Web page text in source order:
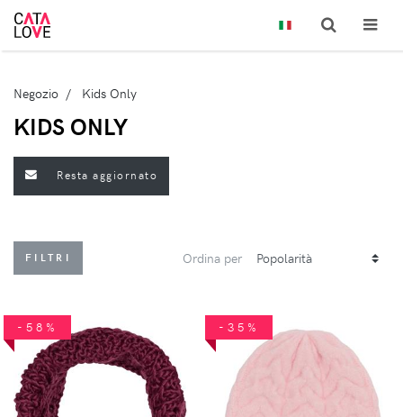
Negozio Kids Only
KIDS ONLY
Resta aggiornato
FILTRI Ordina per
-58% -35%